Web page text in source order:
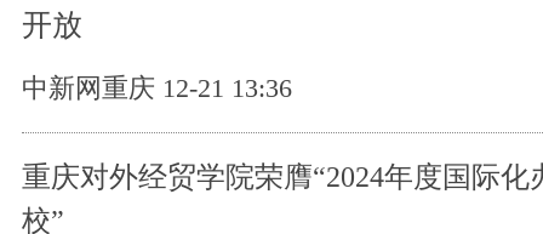
开放
中新网重庆 12-21 13:36
重庆对外经贸学院荣膺“2024年度国际化
校”